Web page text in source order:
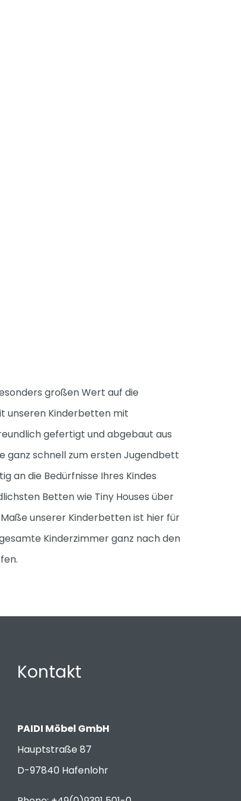
großen Wert auf die
unseren Kinderbetten mit
gefertigt und abgebaut aus
ganz schnell zum ersten Jugendbett
an die Bedürfnisse Ihres Kindes
Betten wie Tiny Houses über
unserer Kinderbetten ist hier für
Kinderzimmer ganz nach den
Kontakt
PAIDI Möbel GmbH
Hauptstraße 87
D-97840 Hafenlohr